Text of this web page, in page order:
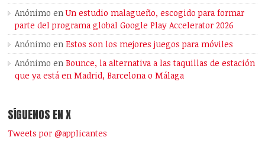
Anónimo enUn estudio malagueño, escogido para formar
parte del programa global Google Play Accelerator 2026
Anónimo enEstos son los mejores juegos para móviles
Anónimo enBounce, la alternativa a las taquillas de estación
que ya está en Madrid, Barcelona o Málaga
SÍGUENOS EN X
Tweets por @applicantes